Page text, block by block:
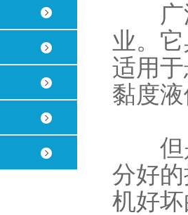
广泛
业。
适用
黏度
但是
分好
机好